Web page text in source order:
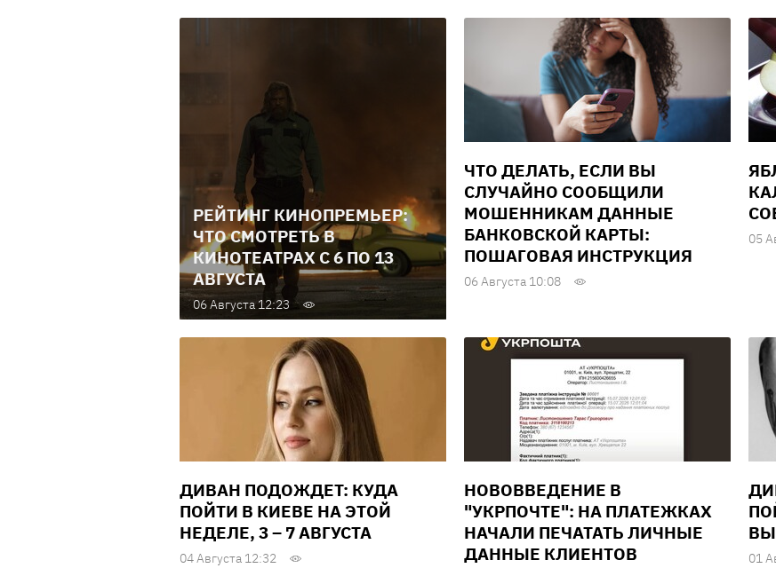
РЕЙТИНГ КИНОПРЕМЬЕР:
ЧТО СМОТРЕТЬ В
КИНОТЕАТРАХ С 6 ПО 13
АВГУСТА
06 Августа 12:23
ЧТО ДЕЛАТЬ, ЕСЛИ ВЫ
СЛУЧАЙНО СООБЩИЛИ
МОШЕННИКАМ ДАННЫЕ
БАНКОВСКОЙ КАРТЫ:
ПОШАГОВАЯ ИНСТРУКЦИЯ
06 Августа 10:08
05
ДИВАН ПОДОЖДЕТ: КУДА
ПОЙТИ В КИЕВЕ НА ЭТОЙ
НЕДЕЛЕ, 3 – 7 АВГУСТА
04 Августа 12:32
НОВОВВЕДЕНИЕ В
"УКРПОЧТЕ": НА ПЛАТЕЖКАХ
НАЧАЛИ ПЕЧАТАТЬ ЛИЧНЫЕ
ДАННЫЕ КЛИЕНТОВ
01